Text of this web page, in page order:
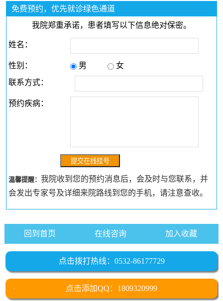
免费预约，优先就诊绿色通道
我院郑重承诺，患者填写以下信息绝对保密。
姓名：
性别： 男
女
联系方式：
预约疾病：
温馨提醒：我院收到您的预约消息后，会及时与您联系，并
会发出专家号及详细来院路线到您的手机，请注意查收。
回到首页 在线咨询 加入收藏
点击拨打热线：0532-86177729
点击添加QQ：1809320999